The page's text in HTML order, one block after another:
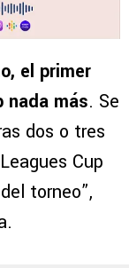
el primer
nada más. Se
dos o tres
Cup
torneo”,